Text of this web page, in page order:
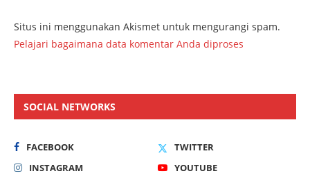
Situs ini menggunakan Akismet untuk mengurangi spam.
Pelajari bagaimana data komentar Anda diproses
SOCIAL NETWORKS
FACEBOOK
TWITTER
INSTAGRAM
YOUTUBE